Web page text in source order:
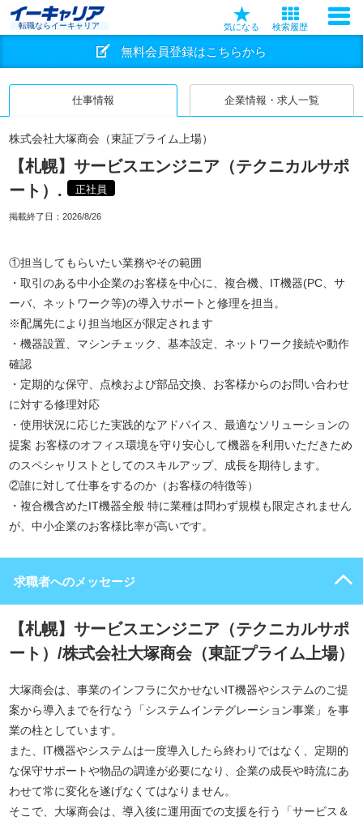
転職ならイーキャリア 気になる 検索履歴
無料会員登録はこちらから
仕事情報 企業情報・求人一覧
株式会社大塚商会（東証プライム上場）
【札幌】サービスエンジニア（テクニカルサポ
ート）.
正社員
掲載終了日： 2026/8/26
①担当してもらいたい業務やその範囲
・取引のある中小企業のお客様を中心に、複合機、IT機器(PC、サ
ーバ、ネットワーク等)の導入サポートと修理を担当。
※配属先により担当地区が限定されます
・機器設置、マシンチェック、基本設定、ネットワーク接続や動作
確認
・定期的な保守、点検および部品交換、お客様からのお問い合わせ
に対する修理対応
・使用状況に応じた実践的なアドバイス、最適なソリューションの
提案 お客様のオフィス環境を守り安心して機器を利用いただきため
のスペシャリストとしてのスキルアップ、成長を期待します。
②誰に対して仕事をするのか（お客様の特徴等）
・複合機含めたIT機器全般 特に業種は問わず規模も限定されません
が、中小企業のお客様比率が高いです。
求職者へのメッセージ
【札幌】サービスエンジニア（テクニカルサポ
ート）/株式会社大塚商会（東証プライム上場）
大塚商会は、事業のインフラに欠かせないIT機器やシステムのご提
案から導入までを行なう「システムインテグレーション事業」を事
業の柱としています。
また、IT機器やシステムは一度導入したら終わりではなく、定期的
な保守サポートや物品の調達が必要になり、企業の成長や時流にあ
わせて常に変化を遂げなくてはなりません。
そこで、大塚商会は、導入後に運用面での支援を行う「サービス＆